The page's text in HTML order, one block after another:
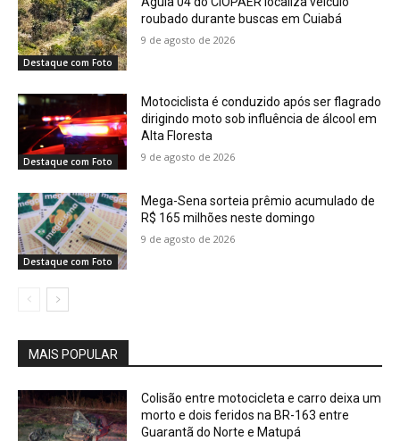
Destaque com Foto
roubado durante buscas em Cuiabá
9 de agosto de 2026
Destaque com Foto
Motociclista é conduzido após ser flagrado
dirigindo moto sob influência de álcool em
Alta Floresta
9 de agosto de 2026
Destaque com Foto
Mega-Sena sorteia prêmio acumulado de
R$ 165 milhões neste domingo
9 de agosto de 2026
MAIS POPULAR
Colisão entre motocicleta e carro deixa um
morto e dois feridos na BR-163 entre
Guarantã do Norte e Matupá